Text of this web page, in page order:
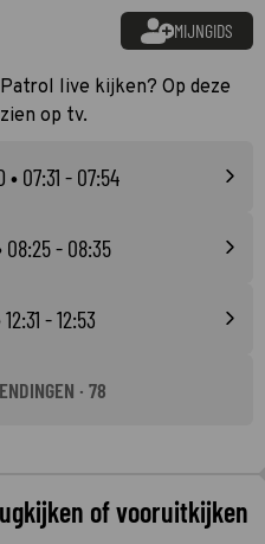
MIJNGIDS
live kijken? Op deze
op tv.
• 07:31 - 07:54
08:25 - 08:35
12:31 - 12:53
· 78
of vooruitkijken